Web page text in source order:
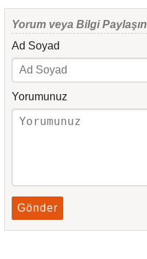
Yorum veya Bilgi Paylaşın
Ad Soyad
Yorumunuz
Gönder